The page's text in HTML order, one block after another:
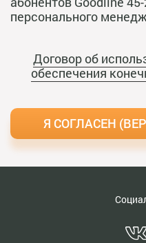
персонального
Договор об
обеспечения
Я СОГЛАСЕН